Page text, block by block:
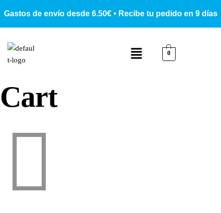
Gastos de envío desde 6.50€ • Recibe tu pedido en 9 días
0
Cart